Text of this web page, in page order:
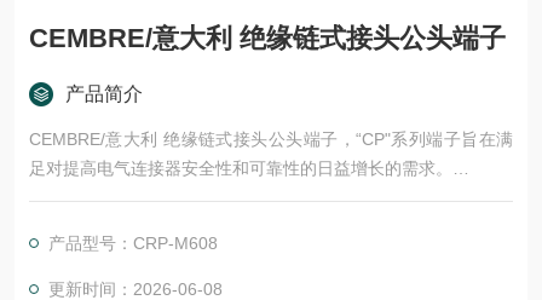
CEMBRE/意大利 绝缘链式接头公头端子
产品简介
CEMBRE/意大利 绝缘链式接头公头端子，“CP"系列端子旨在满
足对提高电气连接器安全性和可靠性的日益增长的需求。
研发的宗旨是为与生产设备一起使用，以提供快速可靠的压接接
(UL 94)。
产品型号：CRP-M608
更新时间：2026-06-08